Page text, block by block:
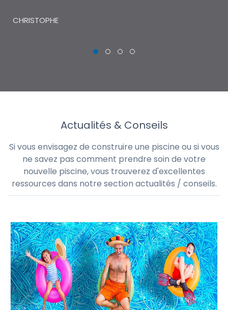
CHRISTOPHE
Actualités & Conseils
Si vous envisagez de construire une piscine ou si vous
ne savez pas comment prendre soin de votre
nouvelle piscine, vous trouverez d'excellentes
ressources dans notre section actualités / conseils.